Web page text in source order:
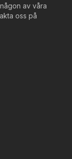
av våra
oss på